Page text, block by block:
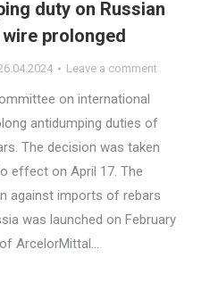
duty on Russian
prolonged
Leave a comment
on international
antidumping duties of
The decision was taken
effect on April 17. The
against imports of rebars
was launched on February
ArcelorMittal…